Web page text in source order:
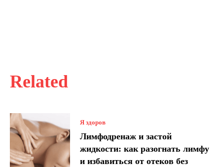
Related
Я здоров
Лимфодренаж и застой
жидкости: как разогнать лимфу
и избавиться от отеков без